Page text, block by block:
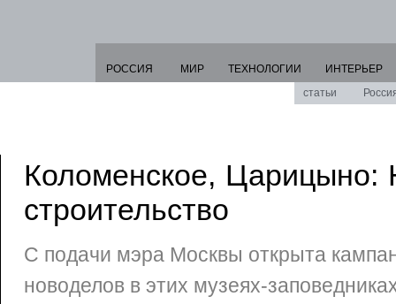
РОССИЯ МИР ТЕХНОЛОГИИ
ИНТЕРЬЕР
статьи
Коломенское, Царицыно:
строительство
С подачи мэра Москвы открыта
новоделов в этих музеях-